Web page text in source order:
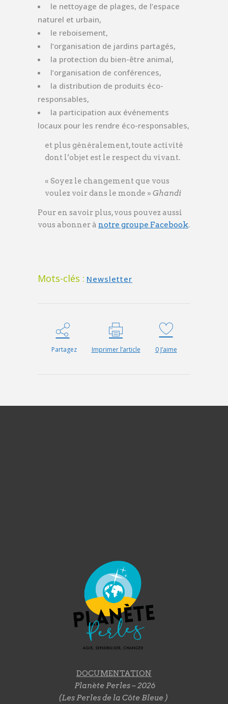
le nettoyage de plages, de l’espace
naturel et urbain,
le reboisement,
l’organisation de jardins partagés,
la protection du bien-être animal,
l’organisation de conférences,
la distribution de produits éco-
responsables,
la participation aux événements
locaux pour les rendre éco-responsables,
et plus généralement, toute activité
dont l’objet est le respect du vivant.
« Soyez le changement que vous
voulez voir dans le monde » Ghandi
Pour en savoir plus, vous pouvez aussi
vous abonner à notre groupe Facebook.
Mots-clés : Newsletter
Partagez Imprimer l’article 0J’aime
DOCUMENTATION
Planète Perles – 2026
(Les Perles de la Côte Bleue )